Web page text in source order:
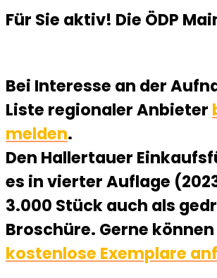
Für Sie aktiv! Die ÖDP
Bei Interesse an der
Liste regionaler Anbieter
melden.
Den Hallertauer
es in vierter Auflage
3.000 Stück auch als
Broschüre. Gerne können
kostenlose Exemplare